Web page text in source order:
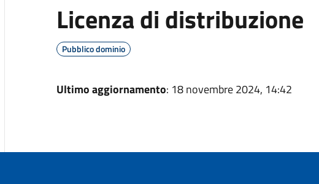
Licenza di distribuzione
Pubblico dominio
Ultimo aggiornamento: 18 novembre 2024, 14:42